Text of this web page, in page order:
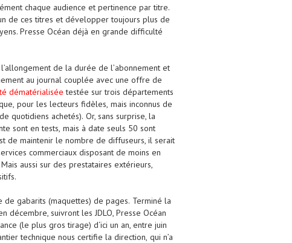
chaque audience et pertinence par titre.
de ces titres et développer toujours plus de
Presse Océan déjà en grande difficulté
de la durée de l’abonnement et
au journal couplée avec une offre de
té dématérialisée testée sur trois départements
pour les lecteurs fidèles, mais inconnus de
quotidiens achetés). Or, sans surprise, la
sont en tests, mais à date seuls 50 sont
de maintenir le nombre de diffuseurs, il serait
commerciaux disposant de moins en
Mais aussi sur des prestataires extérieurs,
de gabarits (maquettes) de pages. Terminé la
décembre, suivront les JDLO, Presse Océan
(le plus gros tirage) d‘ici un an, entre juin
technique nous certifie la direction, qui n’a